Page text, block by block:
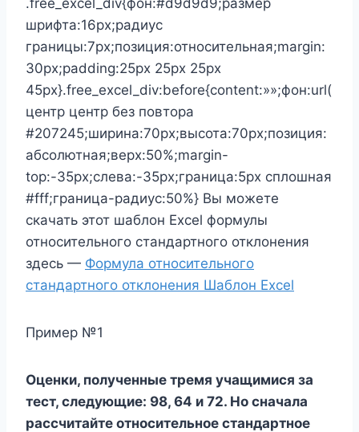
шрифта:16px;радиус
границы:7px;позиция:относительная;margin:
30px;padding:25px 25px 25px
45px}.free_excel_div:before{content:»»;фон:url(
центр центр без повтора
#207245;ширина:70px;высота:70px;позиция:
абсолютная;верх:50%;margin-
top:-35px;слева:-35px;граница:5px сплошная
#fff;граница-радиус:50%} Вы можете
скачать этот шаблон Excel формулы
относительного стандартного отклонения
здесь — Формула относительного
стандартного отклонения Шаблон Excel
Пример №1
Оценки, полученные тремя учащимися за
тест, следующие: 98, 64 и 72. Но сначала
рассчитайте относительное стандартное